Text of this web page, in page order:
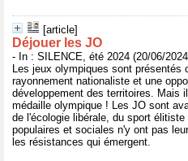
[article]
Déjouer les JO
- In : SILENCE, été 2024 (20/06/
Les jeux olympiques sont présentés
rayonnement nationaliste et une
développement des territoires. Mais
médaille olympique ! Les JO sont
de l'écologie libérale, du sport
populaires et sociales n'y ont pas
les résistances qui émergent.